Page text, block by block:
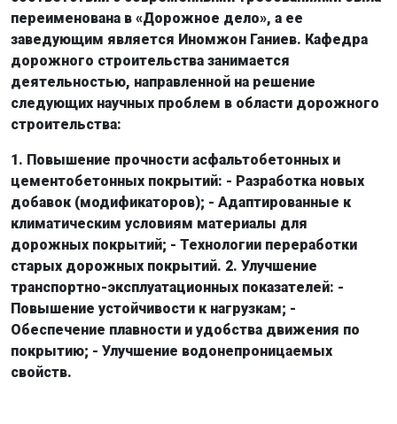
переименована в «Дорожное дело», а ее
заведующим является Иномжон Ганиев. Кафедра
дорожного строительства занимается
деятельностью, направленной на решение
следующих научных проблем в области дорожного
строительства:
1. Повышение прочности асфальтобетонных и
цементобетонных покрытий: - Разработка новых
добавок (модификаторов); - Адаптированные к
климатическим условиям материалы для
дорожных покрытий; - Технологии переработки
старых дорожных покрытий. 2. Улучшение
транспортно-эксплуатационных показателей: -
Повышение устойчивости к нагрузкам; -
Обеспечение плавности и удобства движения по
покрытию; - Улучшение водонепроницаемых
свойств.